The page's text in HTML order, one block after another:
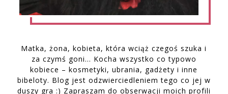
Matka, żona, kobieta, która wciąż czegoś szuka i
za czymś goni… Kocha wszystko co typowo
kobiece – kosmetyki, ubrania, gadżety i inne
bibeloty. Blog jest odzwierciedleniem tego co jej w
duszy gra :) Zapraszam do obserwacji moich profili